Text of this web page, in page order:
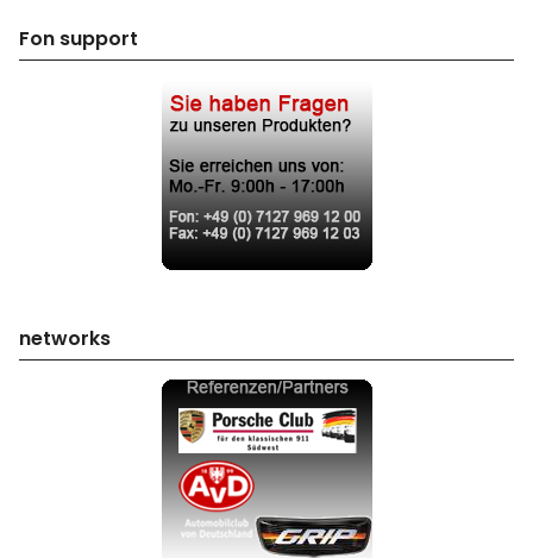
Fon support
networks